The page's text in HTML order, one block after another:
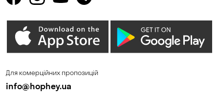
Горенка
Дніпро Зазим’є
Кам'янське
Для комерційних пропозицій
info@hophey.ua